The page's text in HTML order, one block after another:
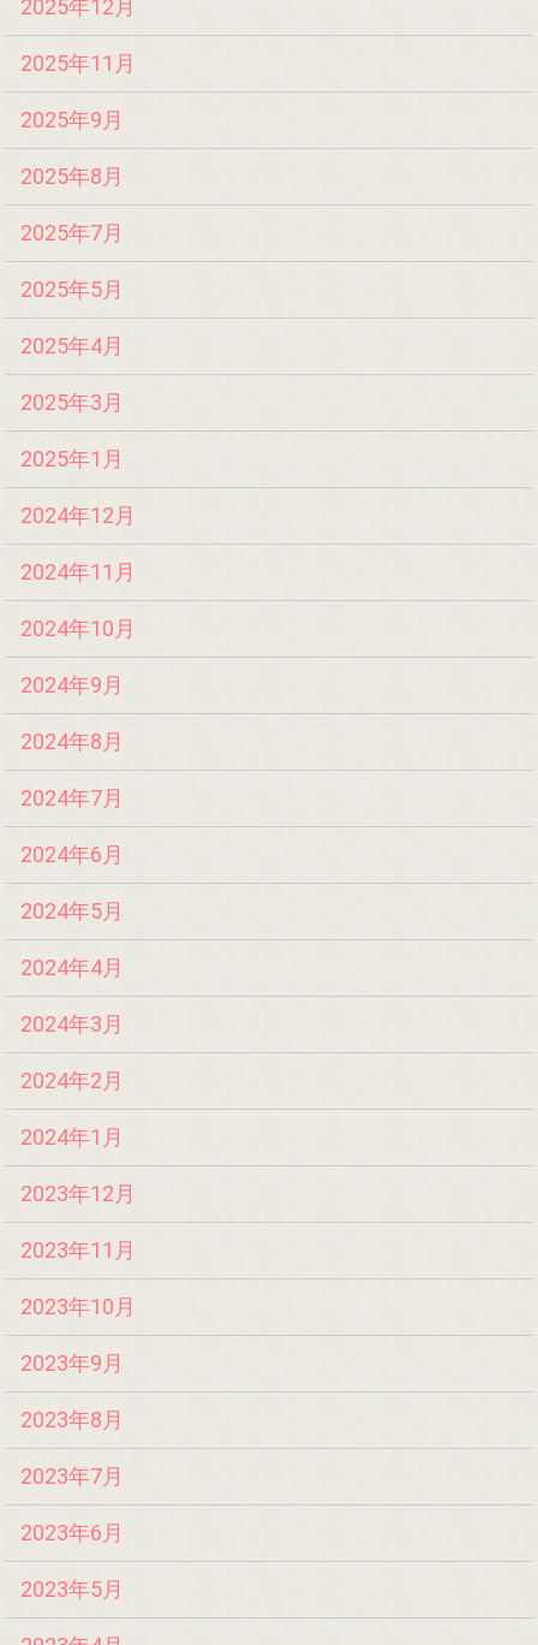
2025年12月
2025年11月
2025年9月
2025年8月
2025年7月
2025年5月
2025年4月
2025年3月
2025年1月
2024年12月
2024年11月
2024年10月
2024年9月
2024年8月
2024年7月
2024年6月
2024年5月
2024年4月
2024年3月
2024年2月
2024年1月
2023年12月
2023年11月
2023年10月
2023年9月
2023年8月
2023年7月
2023年6月
2023年5月